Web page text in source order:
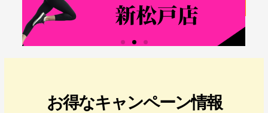
お得なキャンペーン情報